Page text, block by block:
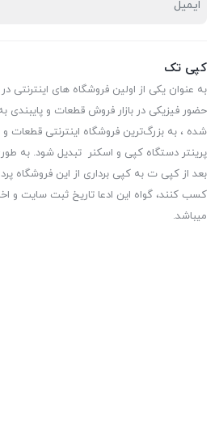
کپی تک
به عنوان یکی از اولین فروشگاه های اینترنتی در
حضور فیزیکی در بازار فروش قطعات و پایبندی
شده ، به بزرگ‌ترین فروشگاه اینترنتی قطعات و
پرینتر دستگاه کپی و اسکنر تبدیل شود. به
بعد از کپی ت به کپی برداری از این فروشگاه
کسب کنند، گواه این ادعا تاریخ ثبت سایت و
میباشد.